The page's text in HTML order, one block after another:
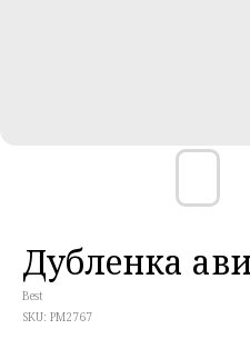
Дубленка
Best
SKU: PM2767